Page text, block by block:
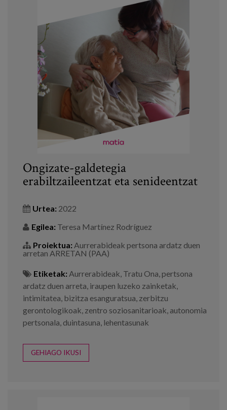
Ongizate-galdetegia
erabiltzaileentzat eta senideentzat
Urtea: 2022
Egilea: Teresa Martínez Rodríguez
Proiektua: Aurrerabideak pertsona ardatz duen
arretan ARRETAN (PAA)
Etiketak: Aurrerabideak, Tratu Ona,pertsona
ardatz duen arreta, iraupen luzeko zainketak,
intimitatea, bizitza esanguratsua, zerbitzu
gerontologikoak, zentro soziosanitarioak, autonomia
pertsonala, duintasuna, lehentasunak
GEHIAGO IKUSI